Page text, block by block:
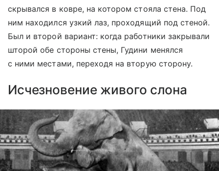
скрывался в ковре, на котором стояла стена. Под
ним находился узкий лаз, проходящий под стеной.
Был и второй вариант: когда работники закрывали
шторой обе стороны стены, Гудини менялся
с ними местами, переходя на вторую сторону.
Исчезновение живого слона